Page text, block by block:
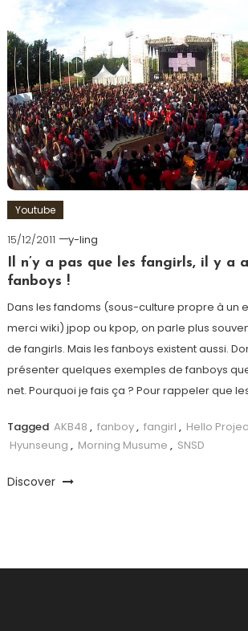
Youtube
15/12/2011
y-ling
Il n’y a pas que les fangirls, il y a
fanboys !
Dans les fandoms (sous-culture propre à un
merci wiki) jpop ou kpop, on parle plus
de fangirls. Mais les fanboys existent aussi.
présenter quelques exemples de fanboys
net. Pourquoi je fais ça ? Pour rappeler que
Tagged AKB48 , fanboy, fangirl , Hello
Hyunseung , Morning Musume , SNSD
Discover